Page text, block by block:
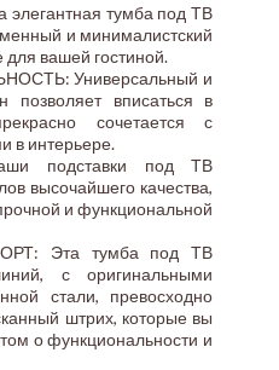
элегантная тумба под ТВ
и минималистский
вашей гостиной.
Универсальный и
позволяет вписаться в
сочетается с
в интерьере.
подставки под ТВ
высочайшего качества,
и функциональной
Эта тумба под ТВ
с оригинальными
стали, превосходно
штрих, которые вы
о функциональности и